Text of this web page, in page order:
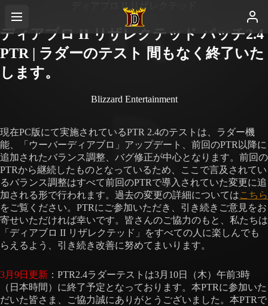
ディアブロ II リザレクテッド
ディアブロ II リザレクテッド パッチ2.4
PTR | ラダーのテスト 間もなく終了いた
します。
Blizzard Entertainment
現在PC版にて実施されているPTR 2.4のテストは、ラダー機
能、「ウーバーディアブロ」アップデート、前回のPTR以降に
追加されたバランス調整、バグ修正が中心となります。前回の
PTRから継続したものとなっているため、ここで言及されてい
るバランス調整はすべて前回のPTRで導入されていた変更に追
加される形で行われます。過去の変更の詳細についてはこちら
をご覧ください。PTRにご参加いただき、引き続きご意見をお
寄せいただければ幸いです。皆さんのご協力のもと、私たちは
「ディアブロ II リザレクテッド」をすべての人に楽しんでも
らえるよう、引き続き改善に努めてまいります。
3月9日更新 ：PTR2.4ラダーテストは3月10日（木）午前3時
（日本時間）に終了予定となっております。本PTRに参加いた
だいた皆さま、ご協力誠にありがとうございました。本PTRで